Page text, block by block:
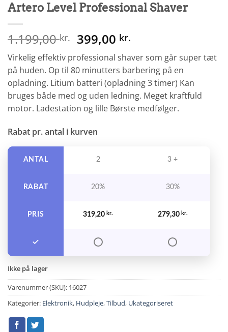
Artero Level Professional Shaver
1.199,00kr. Den
oprindelige
pris
var:
1.199,00 kr..
399,00 kr.
aktuelle
pris
er:
399,00 kr..
Virkelig effektiv professional shaver som går super tæt
på huden. Op til 80 minutters barbering på en
opladning. Litium batteri (opladning 3 timer) Kan
bruges både med og uden ledning. Meget kraftfuld
motor. Ladestation og lille Børste medfølger.
Rabat pr. antal i kurven
ANTAL
RABAT
PRIS
2 3 +
20% 30%
319,20 kr. 279,30 kr.
Ikke på lager
Varenummer (SKU): 16027
Kategorier: Elektronik, Hudpleje,Tilbud, Ukategoriseret